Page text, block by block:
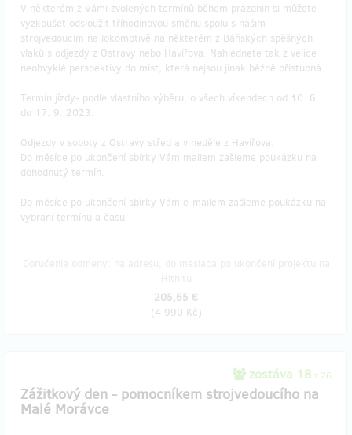
V některém z Vámi zvolených termínů během prázdnin si můžete
vyzkoušet odsloužit tříhodinovou směnu spolu s našim
strojvedoucím na lokomotivě na některém z Báňských spěšných
vlaků s odjezdy z Ostravy nebo Havířova. Nahlédnete tak z velice
neobvyklé perspektivy do míst, která nejsou jinak běžně přístupná .
Termín jízdy- podle vlastního výběru, o všech víkendech od 10. 6.
do 17. 9. 2023.
Odjezdy v soboty z Ostravy střed a v neděle z Havířova.
Do měsíce po ukončení sbírky Vám mailem zašleme poukázku na
dohodnutý termín.
Do měsíce po ukončení sbírky Vám e-mailem zašleme poukázku na
vybraní termínu a času.
205,65 €
(4 990 Kč)
zostáva 18 z 26
Zážitkový den - pomocníkem strojvedoucího na
Malé Morávce